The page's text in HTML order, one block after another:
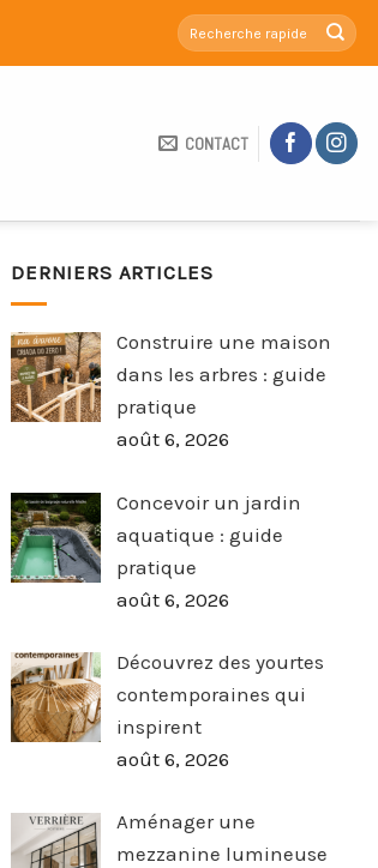
CONTACT
DERNIERS ARTICLES
Construire une maison
dans les arbres : guide
pratique
août 6, 2026
Concevoir un jardin
aquatique : guide
pratique
août 6, 2026
Découvrez des yourtes
contemporaines qui
inspirent
août 6, 2026
Aménager une
mezzanine lumineuse